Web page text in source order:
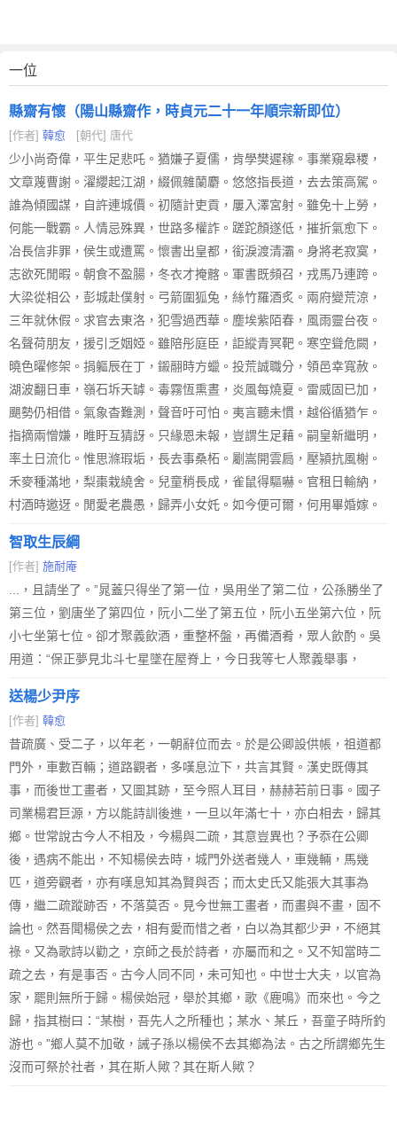
一位
縣齋有懷（陽山縣齋作，時貞元二十一年順宗新即位）
[作者] 韓愈 [朝代] 唐代
少小尚奇偉，平生足悲吒。猶嫌子夏儒，肯學樊遲稼。事業窺皋稷，
文章蔑曹謝。濯纓起江湖，綴佩雜蘭麝。悠悠指長道，去去策高駕。
誰為傾國謀，自許連城價。初隨計吏貢，屢入澤宮射。雖免十上勞，
何能一戰霸。人情忌殊異，世路多權詐。蹉跎顏遂低，摧折氣愈下。
冶長信非罪，侯生或遭罵。懷書出皇都，銜淚渡清灞。身將老寂寞，
志欲死閒暇。朝食不盈腸，冬衣才掩髂。軍書既頻召，戎馬乃連跨。
大梁從相公，彭城赴僕射。弓箭圍狐兔，絲竹羅酒炙。兩府變荒涼，
三年就休假。求官去東洛，犯雪過西華。塵埃紫陌春，風雨靈台夜。
名聲荷朋友，援引乏姻婭。雖陪彤庭臣，詎縱青冥靶。寒空聳危闕，
曉色曜修架。捐軀辰在丁，鎩翮時方蠟。投荒誠職分，領邑幸寬赦。
湖波翻日車，嶺石坼天罅。毒霧恆熏晝，炎風每燒夏。雷威固已加，
颶勢仍相借。氣象杳難測，聲音吁可怕。夷言聽未慣，越俗循猶乍。
指摘兩憎嫌，睢盱互猜訝。只緣恩未報，豈謂生足藉。嗣皇新繼明，
率土日流化。惟思滌瑕垢，長去事桑柘。劚嵩開雲扃，壓潁抗風榭。
禾麥種滿地，梨棗栽繞舍。兒童稍長成，雀鼠得驅嚇。官租日輸納，
村酒時邀迓。閒愛老農愚，歸弄小女奼。如今便可爾，何用畢婚嫁。
智取生辰綱
[作者] 施耐庵
...，且請坐了。”晁蓋只得坐了第一位，吳用坐了第二位，公孫勝坐了
第三位，劉唐坐了第四位，阮小二坐了第五位，阮小五坐第六位，阮
小七坐第七位。卻才聚義飲酒，重整杯盤，再備酒肴，眾人飲酌。吳
用道：“保正夢見北斗七星墜在屋脊上，今日我等七人聚義舉事，
送楊少尹序
[作者] 韓愈
昔疏廣、受二子，以年老，一朝辭位而去。於是公卿設供帳，祖道都
門外，車數百輛；道路觀者，多嘆息泣下，共言其賢。漢史既傳其
事，而後世工畫者，又圖其跡，至今照人耳目，赫赫若前日事。國子
司業楊君巨源，方以能詩訓後進，一旦以年滿七十，亦白相去，歸其
鄉。世常說古今人不相及，今楊與二疏，其意豈異也？予忝在公卿
後，遇病不能出，不知楊侯去時，城門外送者幾人，車幾輛，馬幾
匹，道旁觀者，亦有嘆息知其為賢與否；而太史氏又能張大其事為
傳，繼二疏蹤跡否，不落莫否。見今世無工畫者，而畫與不畫，固不
論也。然吾聞楊侯之去，相有愛而惜之者，白以為其都少尹，不絕其
祿。又為歌詩以勸之，京師之長於詩者，亦屬而和之。又不知當時二
疏之去，有是事否。古今人同不同，未可知也。中世士大夫，以官為
家，罷則無所于歸。楊侯始冠，舉於其鄉，歌《鹿鳴》而來也。今之
歸，指其樹曰：“某樹，吾先人之所種也；某水、某丘，吾童子時所釣
游也。”鄉人莫不加敬，誡子孫以楊侯不去其鄉為法。古之所謂鄉先生
沒而可祭於社者，其在斯人歟？其在斯人歟？